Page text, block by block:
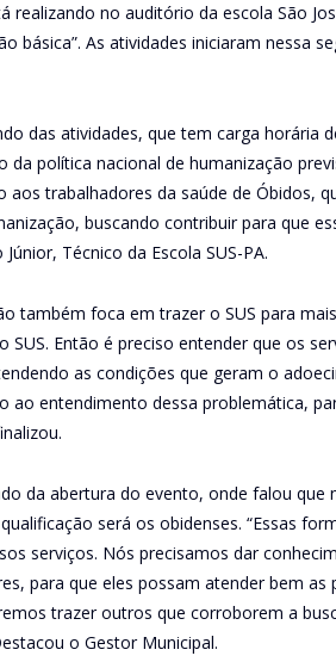
realizando no auditório da escola São
básica”. As atividades iniciaram nessa
das atividades, que tem carga horária
política nacional de humanização
aos trabalhadores da saúde de Óbidos,
buscando contribuir para que
Técnico da Escola SUS-PA.
também foca em trazer o SUS para
SUS. Então é preciso entender que os
as condições que geram o
ao entendimento dessa problemática,
da abertura do evento, onde falou que
será os obidenses. “Essas
serviços. Nós precisamos dar
para que eles possam atender bem as
trazer outros que corroborem a
o Gestor Municipal.